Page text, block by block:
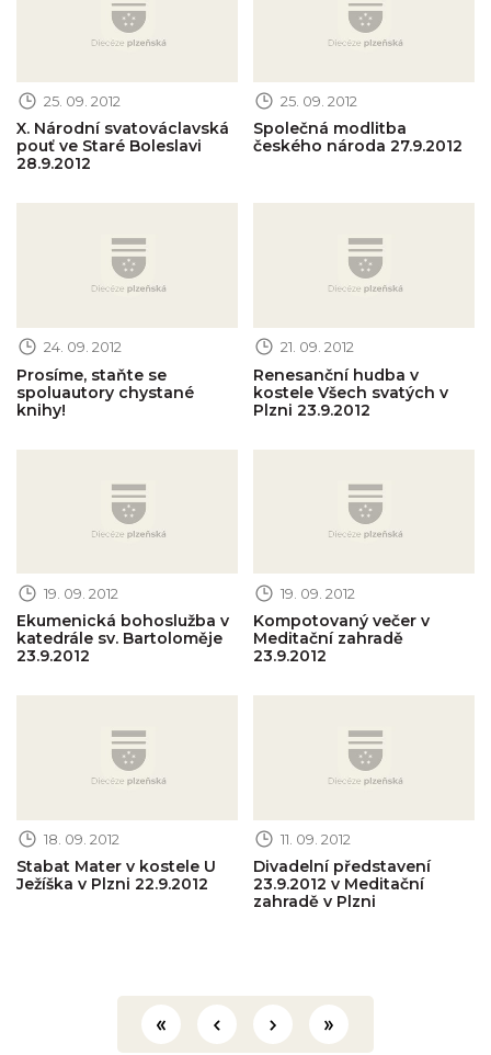
25. 09. 2012
X. Národní svatováclavská
pouť ve Staré Boleslavi
28.9.2012
25. 09. 2012
Společná modlitba
českého národa 27.9.2012
24. 09. 2012
Prosíme, staňte se
spoluautory chystané
knihy!
21. 09. 2012
Renesanční hudba v
kostele Všech svatých v
Plzni 23.9.2012
19. 09. 2012
Ekumenická bohoslužba v
katedrále sv. Bartoloměje
23.9.2012
19. 09. 2012
Kompotovaný večer v
Meditační zahradě
23.9.2012
18. 09. 2012
Stabat Mater v kostele U
Ježíška v Plzni 22.9.2012
11. 09. 2012
Divadelní představení
23.9.2012 v Meditační
zahradě v Plzni